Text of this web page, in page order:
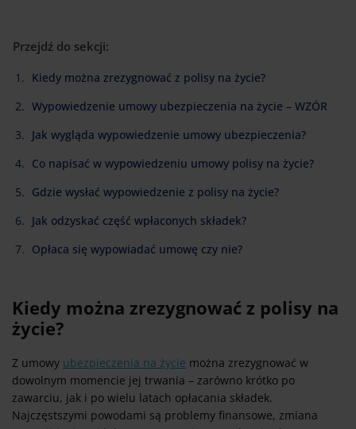
Przejdź do sekcji:
Kiedy można zrezygnować z polisy na życie?
Wypowiedzenie umowy ubezpieczenia na życie – WZÓR
Jak wygląda wypowiedzenie umowy ubezpieczenia?
Co napisać w wypowiedzeniu umowy polisy na życie?
Gdzie wysłać wypowiedzenie z polisy na życie?
Jak odzyskać część wpłaconych składek?
Opłaca się wypowiadać umowę czy nie?
Kiedy można zrezygnować z polisy na
życie?
Z umowy ubezpieczenia na życie można zrezygnować w
dowolnym momencie jej trwania – zarówno krótko po
zawarciu, jak i po wielu latach opłacania składek.
Najczęstszymi powodami są problemy finansowe, zmiana